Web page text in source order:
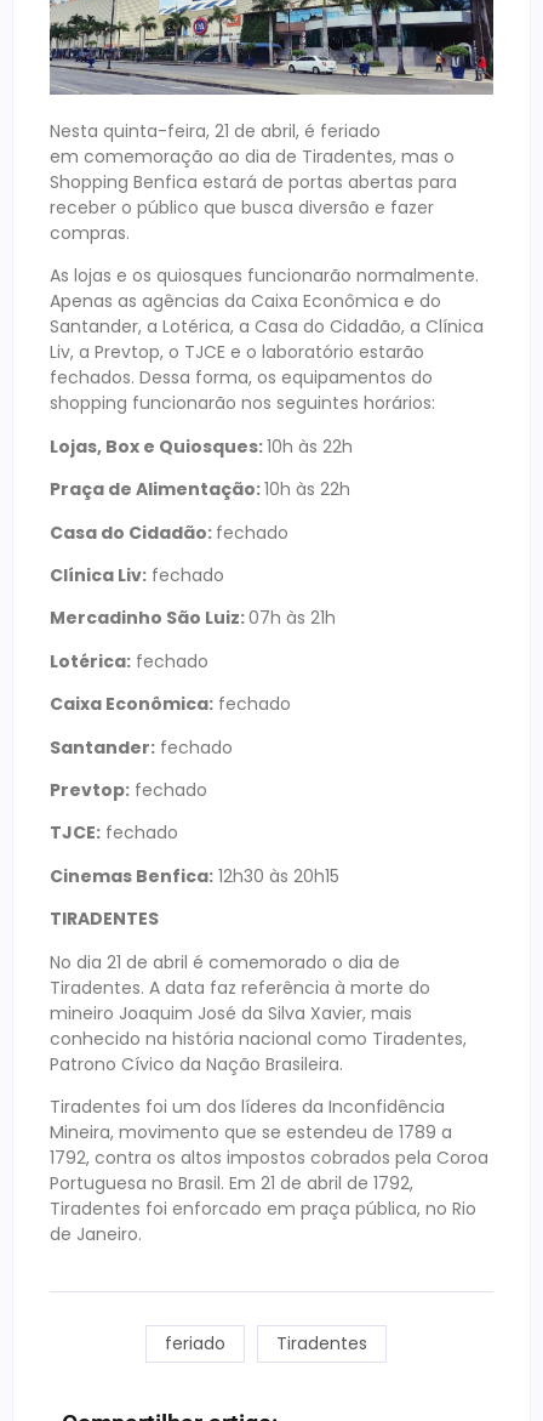
Nesta quinta-feira, 21 de abril, é feriado
em comemoração ao dia de Tiradentes, mas o
Shopping Benfica estará de portas abertas para
receber o público que busca diversão e fazer
compras.
As lojas e os quiosques funcionarão normalmente.
Apenas as agências da Caixa Econômica e do
Santander, a Lotérica, a Casa do Cidadão, a Clínica
Liv, a Prevtop, o TJCE e o laboratório estarão
fechados. Dessa forma, os equipamentos do
shopping funcionarão nos seguintes horários:
Lojas, Box e Quiosques:10h às 22h
Praça de Alimentação:10h às 22h
Casa do Cidadão: fechado
Clínica Liv: fechado
Mercadinho São Luiz:07h às 21h
Lotérica: fechado
Caixa Econômica: fechado
Santander: fechado
Prevtop: fechado
TJCE: fechado
Cinemas Benfica: 12h30 às 20h15
TIRADENTES
No dia 21 de abril é comemorado o dia de
Tiradentes. A data faz referência à morte do
mineiro Joaquim José da Silva Xavier, mais
conhecido na história nacional como Tiradentes,
Patrono Cívico da Nação Brasileira.
Tiradentes foi um dos líderes da Inconfidência
Mineira, movimento que se estendeu de 1789 a
1792, contra os altos impostos cobrados pela Coroa
Portuguesa no Brasil. Em 21 de abril de 1792,
Tiradentes foi enforcado em praça pública, no Rio
de Janeiro.
feriado Tiradentes